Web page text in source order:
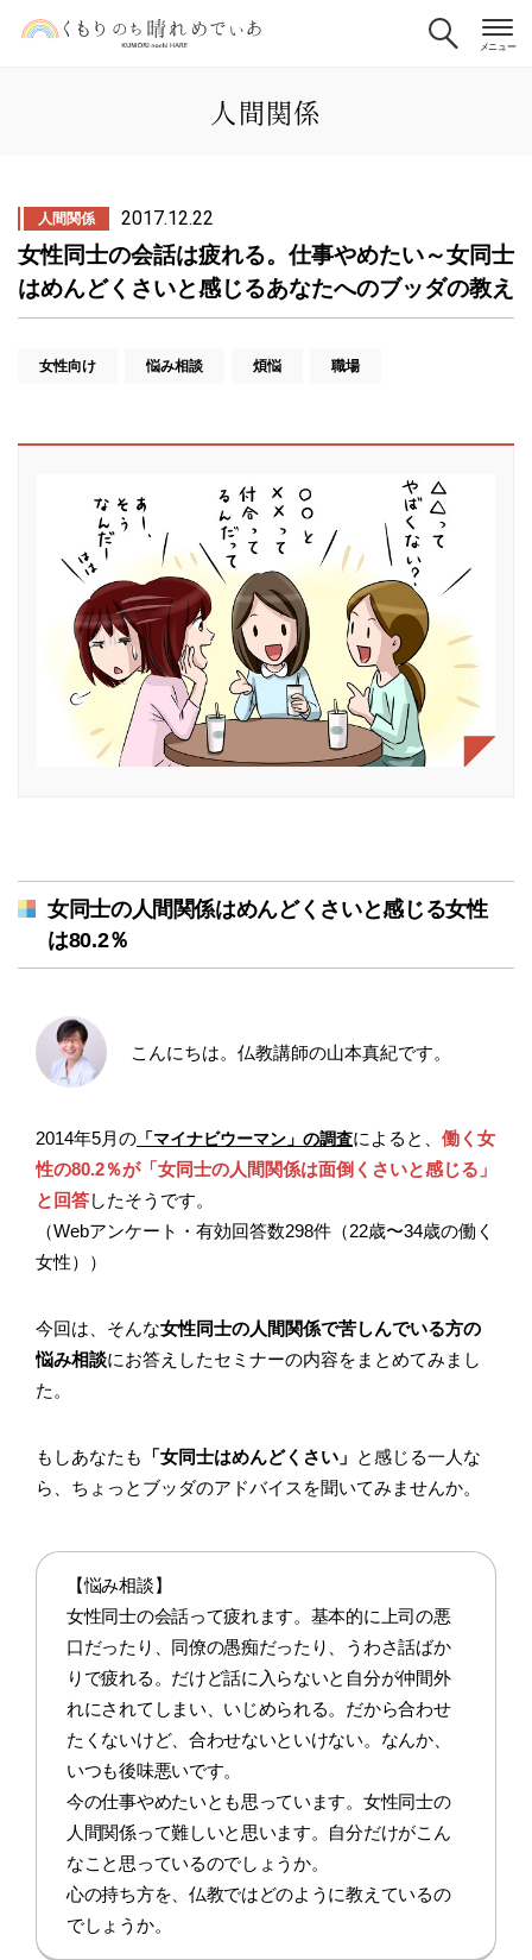
人間関係
人間関係 2017.12.22
女性同士の会話は疲れる。仕事やめたい～女同士
はめんどくさいと感じるあなたへのブッダの教え
女性向け 悩み相談 煩悩 職場
女同士の人間関係はめんどくさいと感じる女性
は80.2％
こんにちは。仏教講師の山本真紀です。
2014年5月の 「マイナビウーマン」の調査によると、 働く女
性の80.2％が「女同士の人間関係は面倒くさいと感じる」
と回答したそうです。
（Webアンケート・有効回答数298件（22歳〜34歳の働く
女性））
今回は、そんな女性同士の人間関係で苦しんでいる方の
悩み相談にお答えしたセミナーの内容をまとめてみまし
た。
もしあなたも 「女同士はめんどくさい」 と感じる一人な
ら、ちょっとブッダのアドバイスを聞いてみませんか。
【悩み相談】
女性同士の会話って疲れます。基本的に上司の悪
口だったり、同僚の愚痴だったり、うわさ話ばか
りで疲れる。だけど話に入らないと自分が仲間外
れにされてしまい、いじめられる。だから合わせ
たくないけど、合わせないといけない。なんか、
いつも後味悪いです。
今の仕事やめたいとも思っています。女性同士の
人間関係って難しいと思います。自分だけがこん
なこと思っているのでしょうか。
心の持ち方を、仏教ではどのように教えているの
でしょうか。